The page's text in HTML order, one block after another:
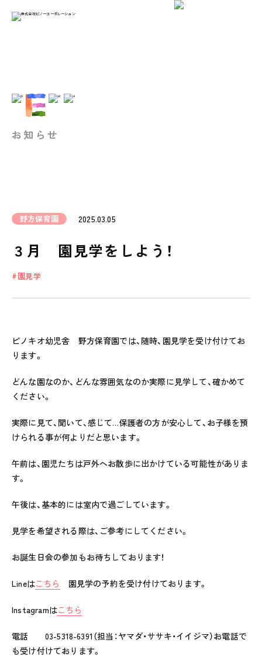
私たちのおもい
保育の特徴
食のこと
ご家庭とのこと
全園一覧
ALL LOCATIONS
ピノキオハウス
cocoiro
児童発達支援・
VOICE
お知らせ
野方保育園 2025.03.05
３月 園見学をしよう！
園見学
ピノキオ幼児舎 野方保育園では、随時、園見学を受け付けてお
ります。
どんな園なのか、どんな雰囲気なのか実際に見学して、確かめて
ください。
実際に見て、聞いて、感じて…保護者の方が安心して、お子様を預
けられる事が何よりだと思います。
午前は、園児たちは戸外へお散歩に出かけている可能性がありま
す。
午後は、基本的には室内で過ごしています。
見学を希望される際は、ご参考にしてください。
お誕生日会の参加もお待ちしております！
Lineはこちら 園見学の予約を受け付けております。
Instagramはこちら
電話 03-5318-6391（担当：ヤマダ・ササキ・イイジマ）お電話で
も受け付けております。